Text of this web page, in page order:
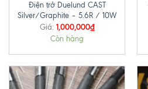
Điện trở Duelund CAST
Silver/Graphite – 5.6R / 10W
Giá: 1,000,000₫
Còn hàng